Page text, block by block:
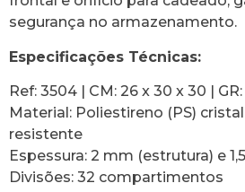
segurança no armazenamento.
Especificações Técnicas:
Ref: 3504 | CM: 26 x 30 x 30 |
Material: Poliestireno (PS)
resistente
Espessura: 2 mm (estrutura) e
Divisões: 32 compartimentos